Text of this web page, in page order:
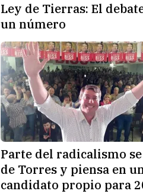
Ley de Tierras: El
un número
Parte del radicalismo
de Torres y piensa en
candidato propio para